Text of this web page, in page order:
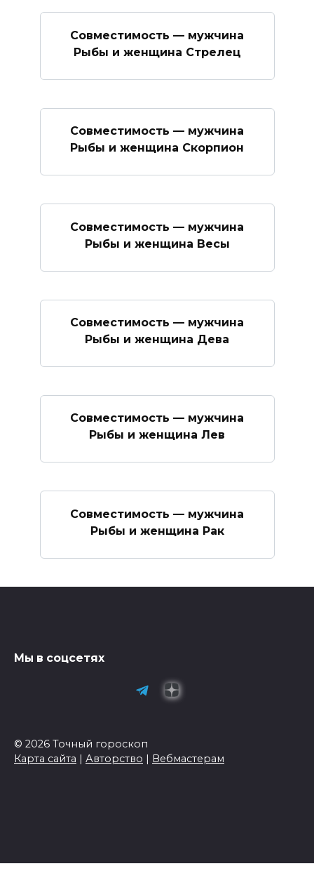
Совместимость — мужчина
Рыбы и женщина Стрелец
Совместимость — мужчина
Рыбы и женщина Скорпион
Совместимость — мужчина
Рыбы и женщина Весы
Совместимость — мужчина
Рыбы и женщина Дева
Совместимость — мужчина
Рыбы и женщина Лев
Совместимость — мужчина
Рыбы и женщина Рак
Мы в соцсетях
© 2026 Точный гороскоп
Карта сайта | Авторство | Вебмастерам